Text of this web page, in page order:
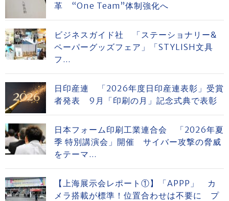
革 “One Team”体制強化へ
ビジネスガイド社 「ステーショナリー&
ペーパーグッズフェア」「STYLISH文具
フ...
日印産連 「2026年度日印産連表彰」受賞
者発表 9月「印刷の月」記念式典で表彰
日本フォーム印刷工業連合会 「2026年夏
季 特別講演会」開催 サイバー攻撃の脅威
をテーマ...
【上海展示会レポート①】「APPP」 カ
メラ搭載が標準！位置合わせは不要に プ